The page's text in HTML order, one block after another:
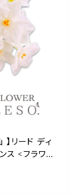
リード ディ
ス <フラワー
寝具 空間
誕生 中元